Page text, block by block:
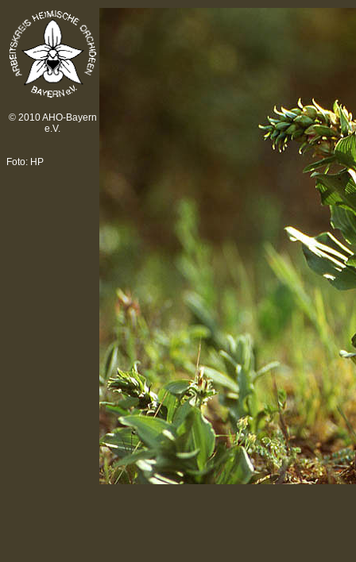
© 2010 AHO-Bayern
e.V.
Foto: HP